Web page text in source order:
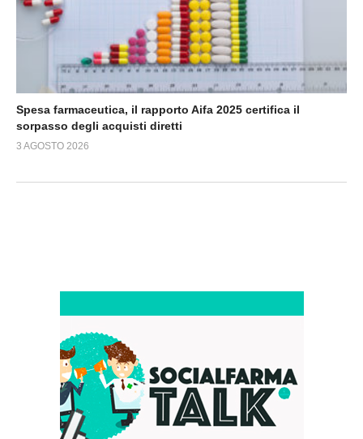
Spesa farmaceutica, il rapporto Aifa 2025 certifica il
sorpasso degli acquisti diretti
3 AGOSTO 2026